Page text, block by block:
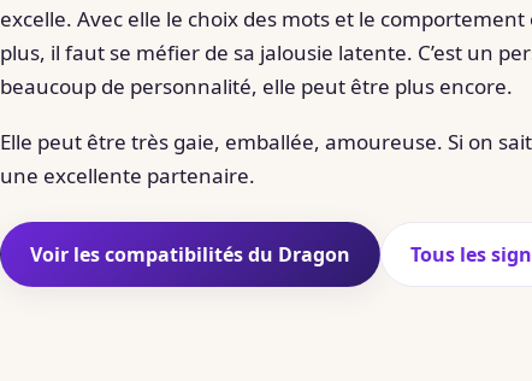
excelle. Avec elle le choix des mots et le
plus, il faut se méfier de sa jalousie latente. C’est un
beaucoup de personnalité, elle peut être plus encore.
Elle peut être très gaie, emballée, amoureuse. Si on
une excellente partenaire.
Voir les compatibilités du Dragon Tous les